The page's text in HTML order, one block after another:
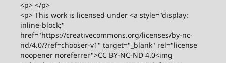
<p> </p>
<p> This work is licensed under <a style="display:
inline-block;"
href="https://creativecommons.org/licenses/by-nc-
nd/4.0/?ref=chooser-v1" target="_blank" rel="license
noopener noreferrer">CC BY-NC-ND 4.0<img